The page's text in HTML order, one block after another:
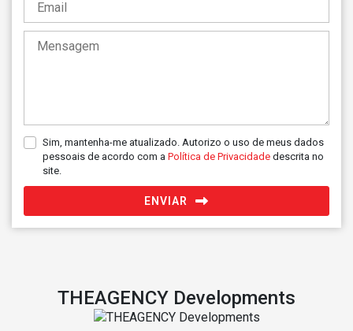
Sim, mantenha-me atualizado. Autorizo o uso de meus dados
pessoais de acordo com a Política de Privacidade descrita no
site.
ENVIAR
THEAGENCY Developments